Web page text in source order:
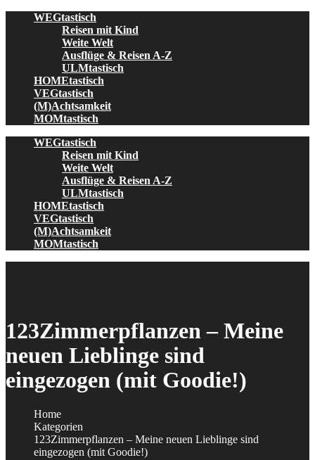
WEGtastisch
Reisen mit Kind
Weite Welt
Ausflüge & Reisen A-Z
ULMtastisch
HOMEtastisch
VEGtastisch
(M)Achtsamkeit
MOMtastisch
WEGtastisch
Reisen mit Kind
Weite Welt
Ausflüge & Reisen A-Z
ULMtastisch
HOMEtastisch
VEGtastisch
(M)Achtsamkeit
MOMtastisch
123Zimmerpflanzen – Meine
neuen Lieblinge sind
eingezogen (mit Goodie!)
Home
Kategorien
123Zimmerpflanzen – Meine neuen Lieblinge sind
eingezogen (mit Goodie!)